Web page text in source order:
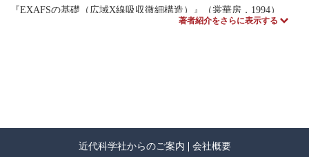
3.8 格子液体 — 最近接相互作用の効果
3.9 平均二乗変位 — 集団拡散とトレーサ拡散
4.3 熱活性過程の活性化エネルギー
『EXAFSの基礎（広域X線吸収微細構造）』（裳華房，1994）
『固体物性学の基礎』（大学教育出版，2005）
著者紹介をさらに表示する
近代科学社からのご案内 会社概要